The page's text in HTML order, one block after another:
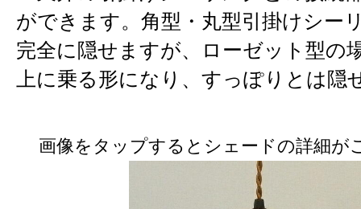
ができます。角型・丸型引掛けシー
完全に隠せますが、ローゼット型の
上に乗る形になり、すっぽりとは隠
画像をタップするとシェードの詳細が